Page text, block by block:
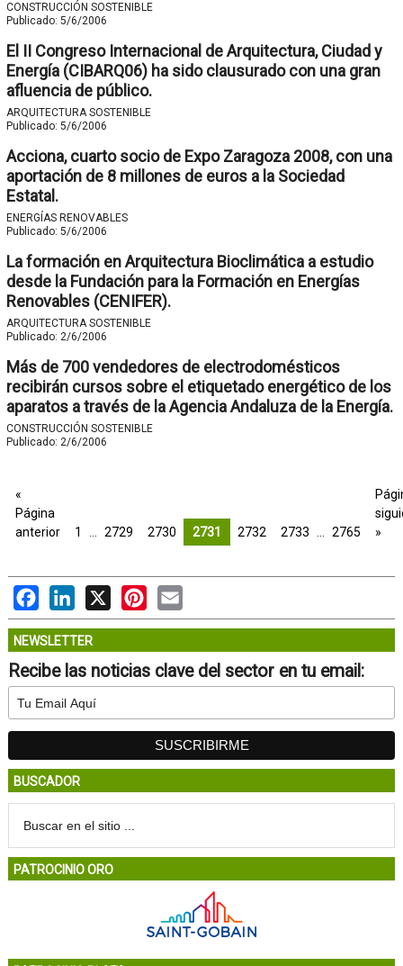
CONSTRUCCIÓN SOSTENIBLE
Publicado: 5/6/2006
El II Congreso Internacional de Arquitectura, Ciudad y
Energía (CIBARQ06) ha sido clausurado con una gran
afluencia de público.
ARQUITECTURA SOSTENIBLE
Publicado: 5/6/2006
Acciona, cuarto socio de Expo Zaragoza 2008, con una
aportación de 8 millones de euros a la Sociedad
Estatal.
ENERGÍAS RENOVABLES
Publicado: 5/6/2006
La formación en Arquitectura Bioclimática a estudio
desde la Fundación para la Formación en Energías
Renovables (CENIFER).
ARQUITECTURA SOSTENIBLE
Publicado: 2/6/2006
Más de 700 vendedores de electrodomésticos
recibirán cursos sobre el etiquetado energético de los
aparatos a través de la Agencia Andaluza de la Energía.
CONSTRUCCIÓN SOSTENIBLE
Publicado: 2/6/2006
«
Página
anterior
1 2729 2730 2731 2732 2733 2765
»
FacebookLinkedIn
X PinterestEmail
NEWSLETTER
Recibe las noticias clave del sector en tu email:
BUSCADOR
PATROCINIO ORO